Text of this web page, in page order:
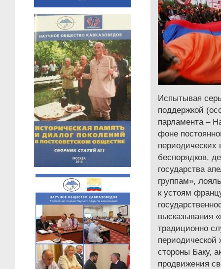
Испытывая
поддержкой
парламента –
фоне
беспорядков,
государства
группам»,
к устоям
высказывания
традиционно
периодической
стороны Баку,
продвижения